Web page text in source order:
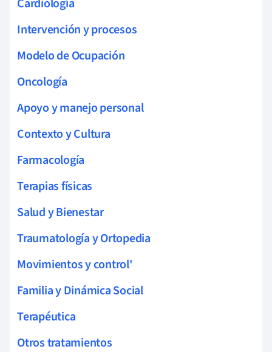
Intervención y procesos
Modelo de Ocupación
Oncología
Apoyo y manejo personal
Contexto y Cultura
Farmacología
Terapias físicas
Salud y Bienestar
Traumatología y Ortopedia
Movimientos y control'
Familia y Dinámica Social
Terapéutica
Otros tratamientos